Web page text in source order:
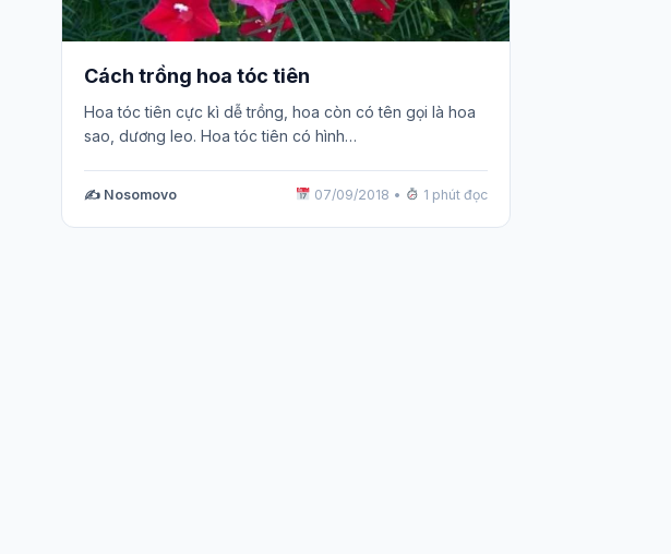
Cách trồng hoa tóc tiên
Hoa tóc tiên cực kì dễ trồng, hoa còn có tên gọi là hoa
sao, dương leo. Hoa tóc tiên có hình…
✍️ Nosomovo 07/09/2018 • 1 phút đọc